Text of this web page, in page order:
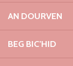
AN DOURVEN
BEG BIC’HID